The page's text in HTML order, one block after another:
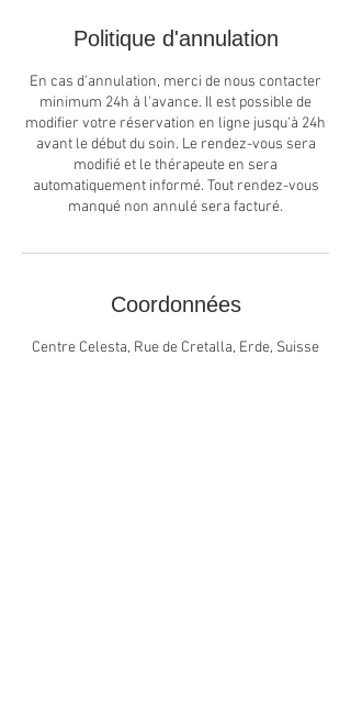
Politique d'annulation
En cas d'annulation, merci de nous contacter
minimum 24h à l'avance. Il est possible de
modifier votre réservation en ligne jusqu'à 24h
avant le début du soin. Le rendez-vous sera
modifié et le thérapeute en sera
automatiquement informé. Tout rendez-vous
manqué non annulé sera facturé.
Coordonnées
Centre Celesta, Rue de Cretalla, Erde, Suisse